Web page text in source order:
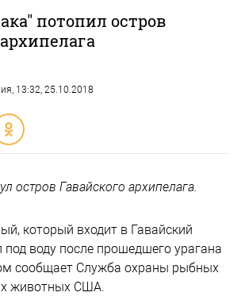
потопил остров
, 13:32, 25.10.2018
остров Гавайского архипелага.
который входит в Гавайский
под воду после прошедшего урагана
сообщает Служба охраны рыбных
животных США.